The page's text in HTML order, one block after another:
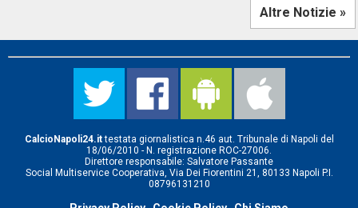
Altre Notizie »
CalcioNapoli24.ittestata giornalistica n.46 aut. Tribunale di Napoli del
18/06/2010 - N. registrazione ROC-27006.
Direttore responsabile: Salvatore Passante
Social Multiservice Cooperativa, Via Dei Fiorentini 21, 80133 Napoli P.I.
08796131210